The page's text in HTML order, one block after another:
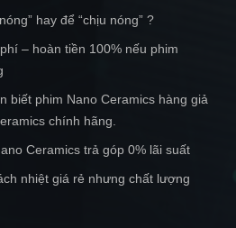
hay để “chịu nóng” ?
– hoàn tiền 100% nếu phim
biết phim Nano Ceramics hàng giả
chính hãng.
Ceramics trả góp 0% lãi suất
nhiệt giá rẻ nhưng chất lượng